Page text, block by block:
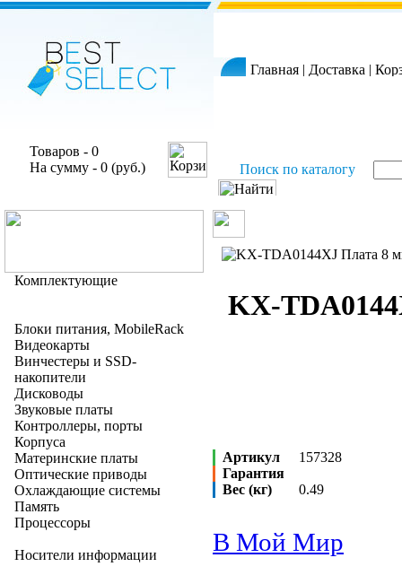
Главная | Доставка |
Товаров - 0
На сумму - 0 (руб.)
Поиск по каталогу
Комплектующие
Блоки питания, MobileRack
Видеокарты
Винчестеры и SSD-
накопители
Дисководы
Звуковые платы
Контроллеры, порты
Корпуса
Материнские платы
Оптические приводы
Охлаждающие системы
Память
Процессоры
Носители информации
KX-
Артикул
157328
Гарантия
Вес (кг)
0.49
В Мой Мир